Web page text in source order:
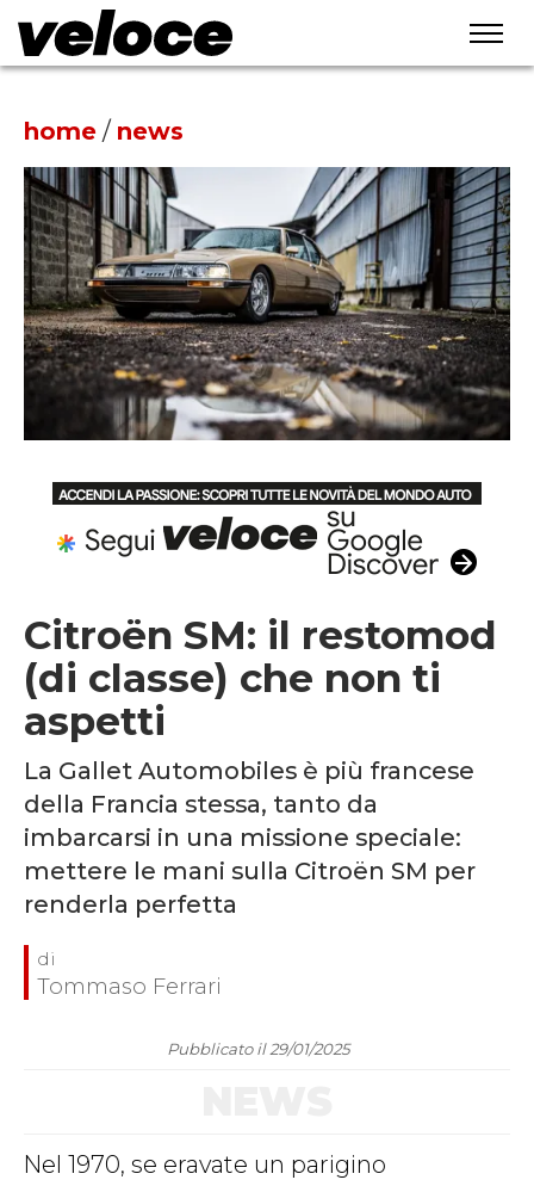
home / news
Citroën SM: il restomod
(di classe) che non ti
aspetti
La Gallet Automobiles è più francese
della Francia stessa, tanto da
imbarcarsi in una missione speciale:
mettere le mani sulla Citroën SM per
renderla perfetta
Tommaso Ferrari
Pubblicato il 29/01/2025
Nel 1970, se eravate un parigino